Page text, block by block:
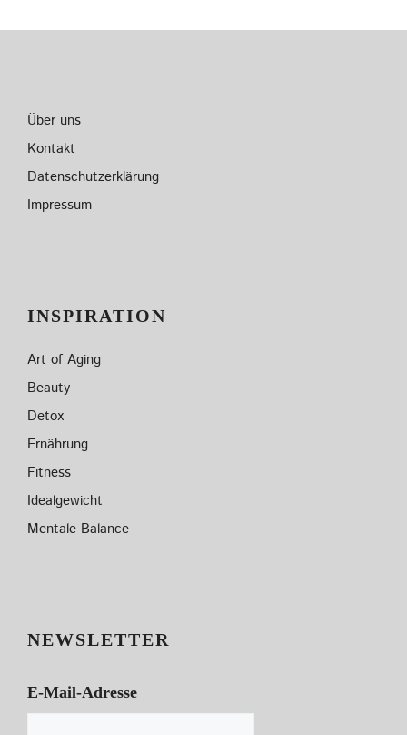
Über uns
Kontakt
Datenschutzerklärung
Impressum
INSPIRATION
Art of Aging
Beauty
Detox
Ernährung
Fitness
Idealgewicht
Mentale Balance
NEWSLETTER
E-Mail-Adresse